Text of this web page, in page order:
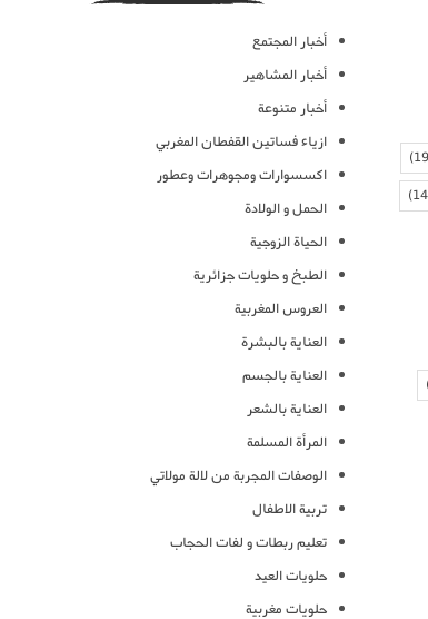
أخبار المجتمع
أخبار المشاهير
أخبار متنوعة
ازياء فساتين القفطان المغربي
اكسسوارات ومجوهرات وعطور
الحمل و الولادة
الحياة الزوجية
الطبخ و حلويات جزائرية
العروس المغربية
العناية بالبشرة
العناية بالجسم
العناية بالشعر
المرأة المسلمة
الوصفات المجربة من لالة مولاتي
تربية الاطفال
تعليم ربطات و لفات الحجاب
حلويات العيد
حلويات مغربية